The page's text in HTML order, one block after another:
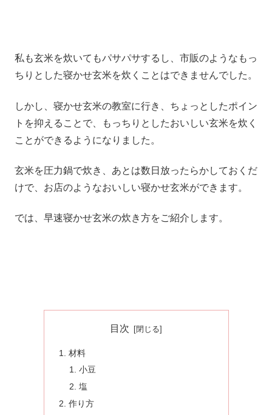
私も玄米を炊いてもパサパサするし、市販のようなもっ
ちりとした寝かせ玄米を炊くことはできませんでした。
しかし、寝かせ玄米の教室に行き、ちょっとしたポイン
トを抑えることで、もっちりとしたおいしい玄米を炊く
ことができるようになりました。
玄米を圧力鍋で炊き、あとは数日放ったらかしておくだ
けで、お店のようなおいしい寝かせ玄米ができます。
では、早速寝かせ玄米の炊き方をご紹介します。
目次
材料
小豆
塩
作り方